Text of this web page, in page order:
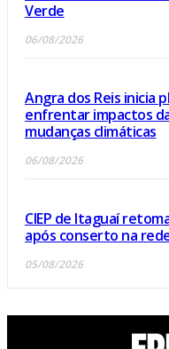
Verde
06/08/2026
Angra dos Reis inicia
enfrentar impactos
mudanças climáticas
06/08/2026
CIEP de Itaguaí
após conserto na
05/08/2026